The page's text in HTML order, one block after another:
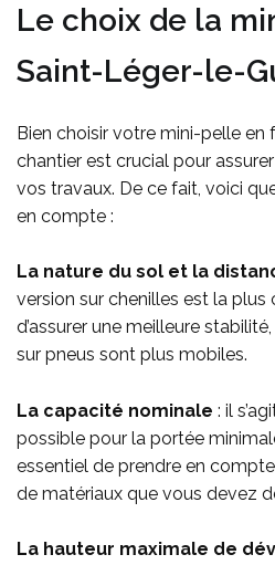
Le choix de la
Saint-Léger-le-
Bien choisir votre mini-pelle
chantier est crucial pour
vos travaux. De ce fait, voici
en compte :
La nature du sol et la
version sur chenilles est la
d’assurer une meilleure
sur pneus sont plus mobiles.
La capacité nominale : il
possible pour la portée
essentiel de prendre en
de matériaux que vous devez
La hauteur maximale de